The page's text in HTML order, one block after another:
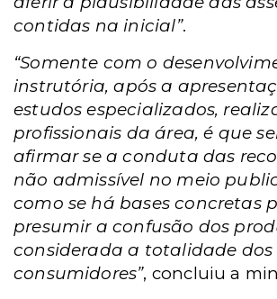
contidas na inicial”.
“Somente com o
instrutória, após a
estudos especializados,
profissionais da área, é que
afirmar se a conduta das
não admissível no meio
como se há bases concretas
presumir a confusão dos
considerada a totalidade dos
consumidores”, concluiu a